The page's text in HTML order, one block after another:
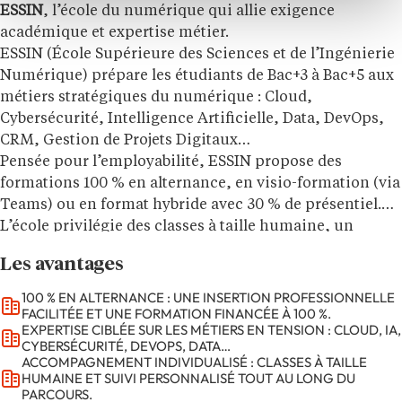
ESSIN, l’école du numérique qui allie exigence
académique et expertise métier.
ESSIN (École Supérieure des Sciences et de l’Ingénierie
Numérique) prépare les étudiants de Bac+3 à Bac+5 aux
métiers stratégiques du numérique : Cloud,
Cybersécurité, Intelligence Artificielle, Data, DevOps,
CRM, Gestion de Projets Digitaux…
Pensée pour l’employabilité, ESSIN propose des
formations 100 % en alternance, en visio-formation (via
Teams) ou en format hybride avec 30 % de présentiel.
L’école privilégie des classes à taille humaine, un
les entreprises.
Son ADN repose sur l’inclusion, l’innovation, la
responsabilité et surtout l’excellence, avec des titres
RNCP reconnus et des certifications professionnelles
intégrées à chaque parcours.
ESSIN forme des professionnels agiles, qualifiés et
Les avantages
100 % EN ALTERNANCE : UNE INSERTION PROFESSIONNELLE
FACILITÉE ET UNE FORMATION FINANCÉE À 100 %.
EXPERTISE CIBLÉE SUR LES MÉTIERS EN TENSION : CLOUD, IA,
CYBERSÉCURITÉ, DEVOPS, DATA…
ACCOMPAGNEMENT INDIVIDUALISÉ : CLASSES À TAILLE
HUMAINE ET SUIVI PERSONNALISÉ TOUT AU LONG DU
PARCOURS.